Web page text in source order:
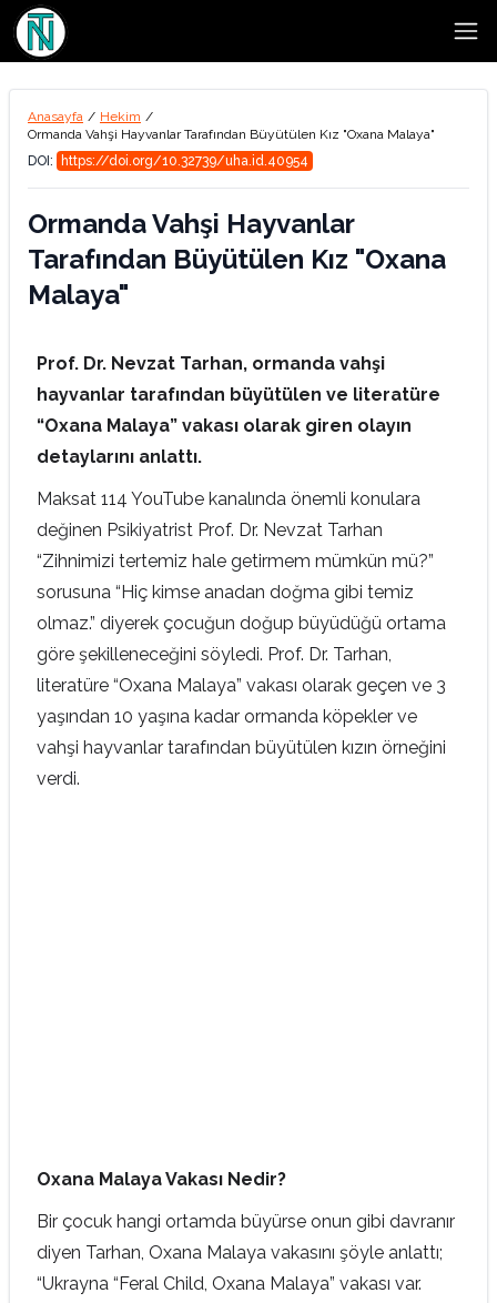
Anasayfa / Hekim /
Ormanda Vahşi Hayvanlar Tarafından Büyütülen Kız "Oxana Malaya"
DOI:
https://doi.org/10.32739/uha.id.40954
Ormanda Vahşi Hayvanlar
Tarafından Büyütülen Kız "Oxana
Malaya"
Prof. Dr. Nevzat Tarhan, ormanda vahşi
hayvanlar tarafından büyütülen ve literatüre
“Oxana Malaya” vakası olarak giren olayın
detaylarını anlattı.
Maksat 114 YouTube kanalında önemli konulara
değinen Psikiyatrist Prof. Dr. Nevzat Tarhan
“Zihnimizi tertemiz hale getirmem mümkün mü?”
sorusuna “Hiç kimse anadan doğma gibi temiz
olmaz.” diyerek çocuğun doğup büyüdüğü ortama
göre şekilleneceğini söyledi. Prof. Dr. Tarhan,
literatüre “Oxana Malaya” vakası olarak geçen ve 3
yaşından 10 yaşına kadar ormanda köpekler ve
vahşi hayvanlar tarafından büyütülen kızın örneğini
verdi.
Oxana Malaya Vakası Nedir?
Bir çocuk hangi ortamda büyürse onun gibi davranır
diyen Tarhan, Oxana Malaya vakasını şöyle anlattı;
“Ukrayna “Feral Child, Oxana Malaya” vakası var.